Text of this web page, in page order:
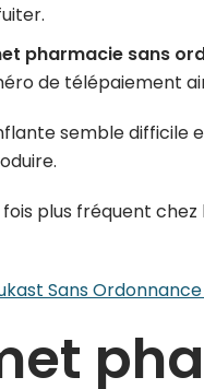
pharmacie sans
de télépaiement
semble difficile
plus fréquent
Sans